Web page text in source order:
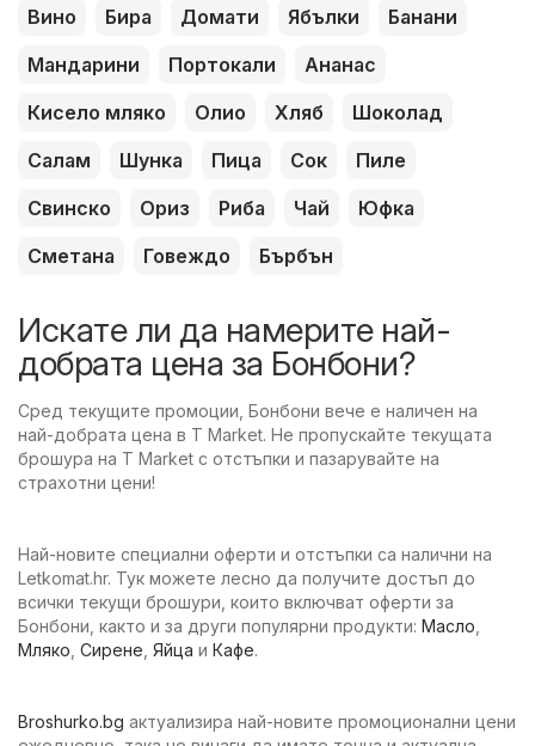
Вино
Бира Домати Ябълки
Банани
Мандарини
Портокали
Ананас
Кисело мляко
Олио Хляб
Шоколад
Салам
Шунка Пица Сок
Пиле
Свинско
Ориз Риба Чай
Юфка
Сметана
Говеждо Бърбън
Искате ли да намерите най-
добрата цена за Бонбони?
Сред текущите промоции, Бонбони вече е наличен на
най-добрата цена в T Market. Не пропускайте текущата
брошура на T Market с отстъпки и пазарувайте на
страхотни цени!
Най-новите специални оферти и отстъпки са налични на
Letkomat.hr. Тук можете лесно да получите достъп до
всички текущи брошури, които включват оферти за
Бонбони, както и за други популярни продукти: Масло
Мляко Сирене Яйца и Кафе.
Broshurko.bg актуализира най-новите промоционални цени